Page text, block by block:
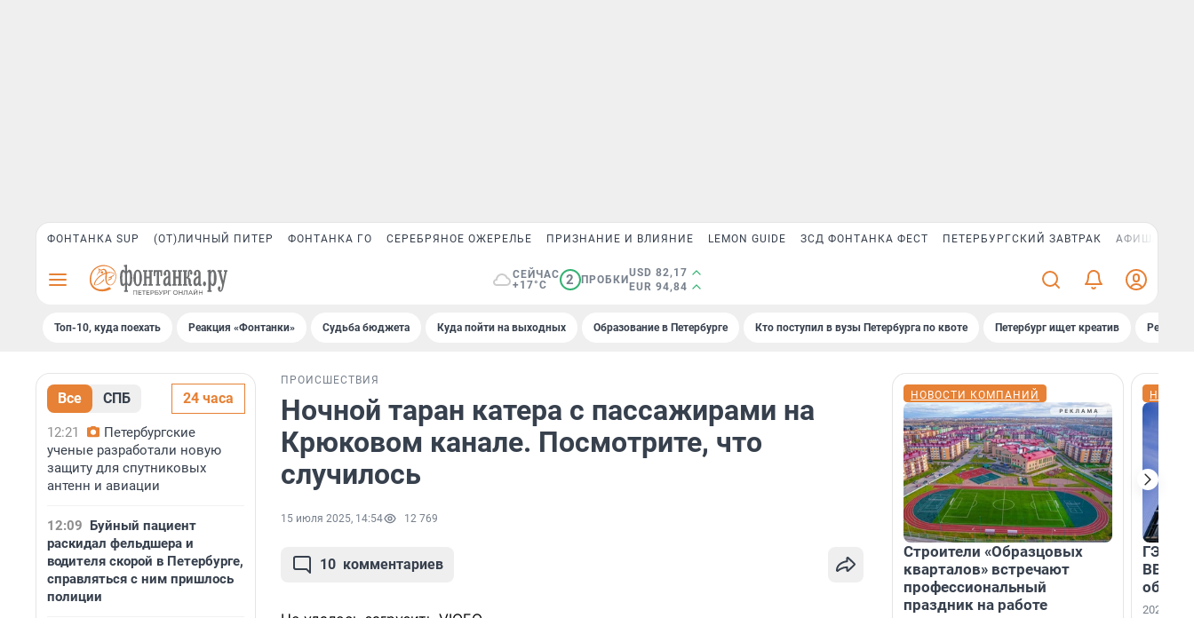
ФОНТАНКА SUP (ОТ)ЛИЧНЫЙ ПИТЕР ФОНТАНКА ГО СЕРЕБРЯНОЕ ОЖЕРЕЛЬЕ ПРИЗНАНИЕ И ВЛИЯНИЕ LEMON GUIDE ЗСД ФОНТАНКА ФЕСТ ПЕТЕРБУРГСКИЙ ЗАВТРАК АФИША PLUS
СЕЙЧАС
+17°C
2 ПРОБКИ
USD 82,17
EUR 94,84
Топ-10, куда поехать Реакция «Фонтанки» Судьба бюджета Куда пойти на выходных Образование в Петербурге Кто поступил в вузы Петербурга по квоте Петербург ищет креатив
Все СПБ 24 часа
12:21
Петербургские
ученые разработали новую
защиту для спутниковых
антенн и авиации
12:09 Буйный пациент
раскидал фельдшера и
водителя скорой в Петербурге,
справляться с ним пришлось
полиции
ПРОИСШЕСТВИЯ
Ночной таран катера с пассажирами на
Крюковом канале. Посмотрите, что
случилось
15 июля 2025, 14:54 12 769
10 комментариев
НОВОСТИ КОМПАНИЙ
Строители «Образцовых
кварталов» встречают
профессиональный
праздник на работе
ГЭС,
ВВП: в
об
2026-й —